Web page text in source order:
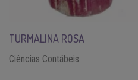
TURMALINA ROSA
Ciências Contábeis